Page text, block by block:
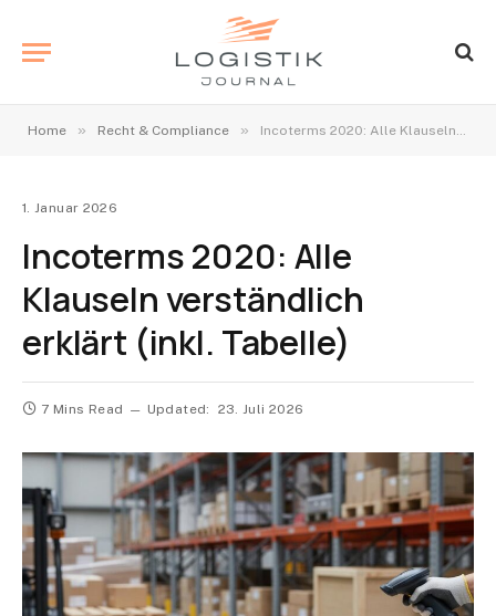
Home » Recht & Compliance » Incoterms 2020: Alle Klauseln verständlich erklärt (inkl. Tabelle)
1. Januar 2026
Incoterms 2020: Alle
Klauseln verständlich
erklärt (inkl. Tabelle)
7 Mins Read Updated: 23. Juli 2026